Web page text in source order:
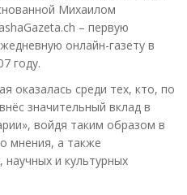
Михаилом
– первую
онлайн-газету в
году.
оказалась среди тех, кто, по
значительный вклад в
войдя таким образом в
мнения, а также
научных и культурных